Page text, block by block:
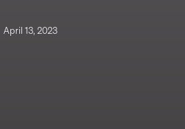
April 13, 2023